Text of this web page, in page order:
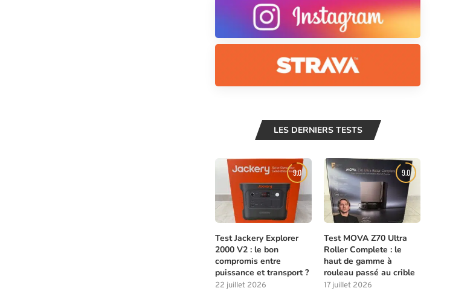
LES DERNIERS TESTS
9.0
Test Jackery Explorer
2000 V2 : le bon
compromis entre
puissance et transport ?
22 juillet 2026
9.0
Test MOVA Z70 Ultra
Roller Complete : le
haut de gamme à
rouleau passé au crible
17 juillet 2026